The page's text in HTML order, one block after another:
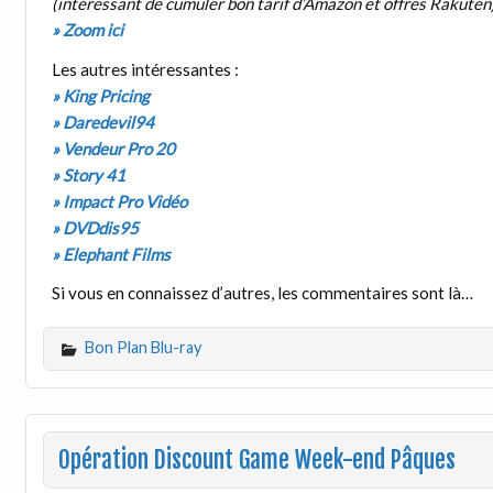
» Zoom ici
Les autres intéressantes :
» King Pricing
» Daredevil94
» Vendeur Pro 20
» Story 41
» Impact Pro Vidéo
» DVDdis95
» Elephant Films
Si vous en connaissez d’autres, les commentaires sont là…
Bon Plan Blu-ray
Opération Discount Game Week-end Pâques